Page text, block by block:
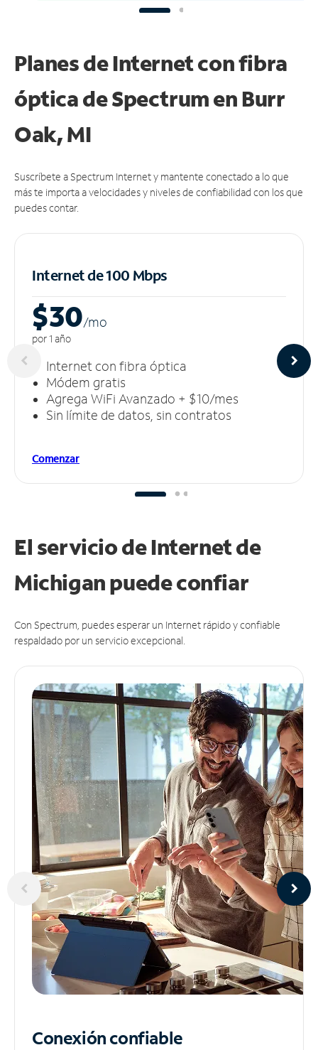
Planes de Internet con fibra
óptica de Spectrum en Burr
Oak, MI
Suscríbete a Spectrum Internet y mantente conectado a lo que
más te importa a velocidades y niveles de confiabilidad con los que
puedes contar.
Internet de 100 Mbps
$30/mo
por 1 año
Internet con fibra óptica
Módem gratis
Agrega WiFi Avanzado + $10/mes
Sin límite de datos, sin contratos
Comenzar
El servicio de Internet de
Michigan puedeconfiar
Con Spectrum, puedes esperar un Internet rápido y confiable
respaldado por un servicio excepcional.
Conexión confiable